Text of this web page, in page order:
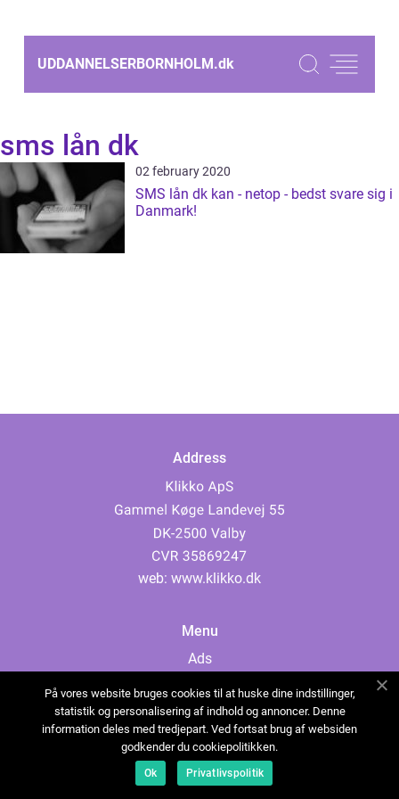
UDDANNELSERBORNHOLM.dk
sms lån dk
02 february 2020
SMS lån dk kan - netop - bedst svare sig i
Danmark!
Address
web: www.klikko.dk
Menu
Ads
Cookies
Contact
Sitemap
På vores website bruges cookies til at huske dine indstillinger,
statistik og personalisering af indhold og annoncer. Denne
information deles med tredjepart. Ved fortsat brug af websiden
godkender du cookiepolitikken.
Ok Privatlivspolitik